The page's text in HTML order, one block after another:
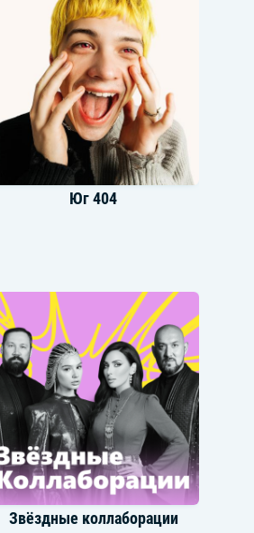
Юг 404
Катя Лель
Звёздные коллаборации